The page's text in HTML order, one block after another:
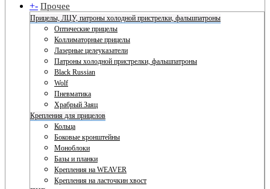
+- Прочее
Прицелы, ЛЦУ, патроны холодной пристрелки, фальшпатроны
Оптические прицелы
Коллиматорные прицелы
Лазерные целеуказатели
Патроны холодной пристрелки, фальшпатроны
Black Russian
Wolf
Пневматика
Храбрый Заяц
Крепления для прицелов
Кольца
Боковые кронштейны
Моноблоки
Базы и планки
Крепления на WEAVER
Крепления на ласточкин хвост